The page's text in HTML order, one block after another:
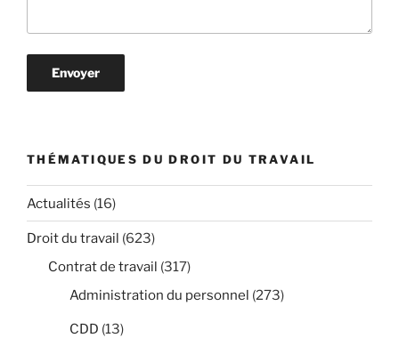
THÉMATIQUES DU DROIT DU TRAVAIL
Actualités (16)
Droit du travail (623)
Contrat de travail (317)
Administration du personnel (273)
CDD (13)